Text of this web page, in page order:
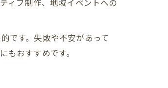
です。失敗や不安があって
おすすめです。